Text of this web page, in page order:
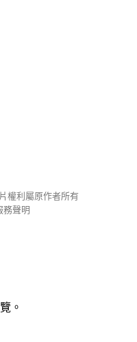
權利屬原作者所有
務聲明
。